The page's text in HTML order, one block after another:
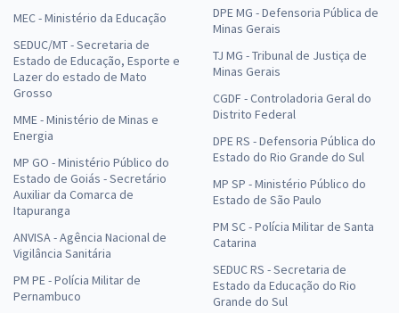
MEC - Ministério da Educação
SEDUC/MT - Secretaria de
Estado de Educação, Esporte e
Lazer do estado de Mato
Grosso
MME - Ministério de Minas e
Energia
MP GO - Ministério Público do
Estado de Goiás - Secretário
Auxiliar da Comarca de
Itapuranga
ANVISA - Agência Nacional de
Vigilância Sanitária
PM PE - Polícia Militar de
Pernambuco
DPE MG - Defensoria Pública de
Minas Gerais
TJ MG - Tribunal de Justiça de
Minas Gerais
CGDF - Controladoria Geral do
Distrito Federal
DPE RS - Defensoria Pública do
Estado do Rio Grande do Sul
MP SP - Ministério Público do
Estado de São Paulo
PM SC - Polícia Militar de Santa
Catarina
SEDUC RS - Secretaria de
Estado da Educação do Rio
Grande do Sul